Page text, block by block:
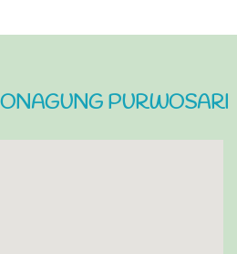
PURWOSARI